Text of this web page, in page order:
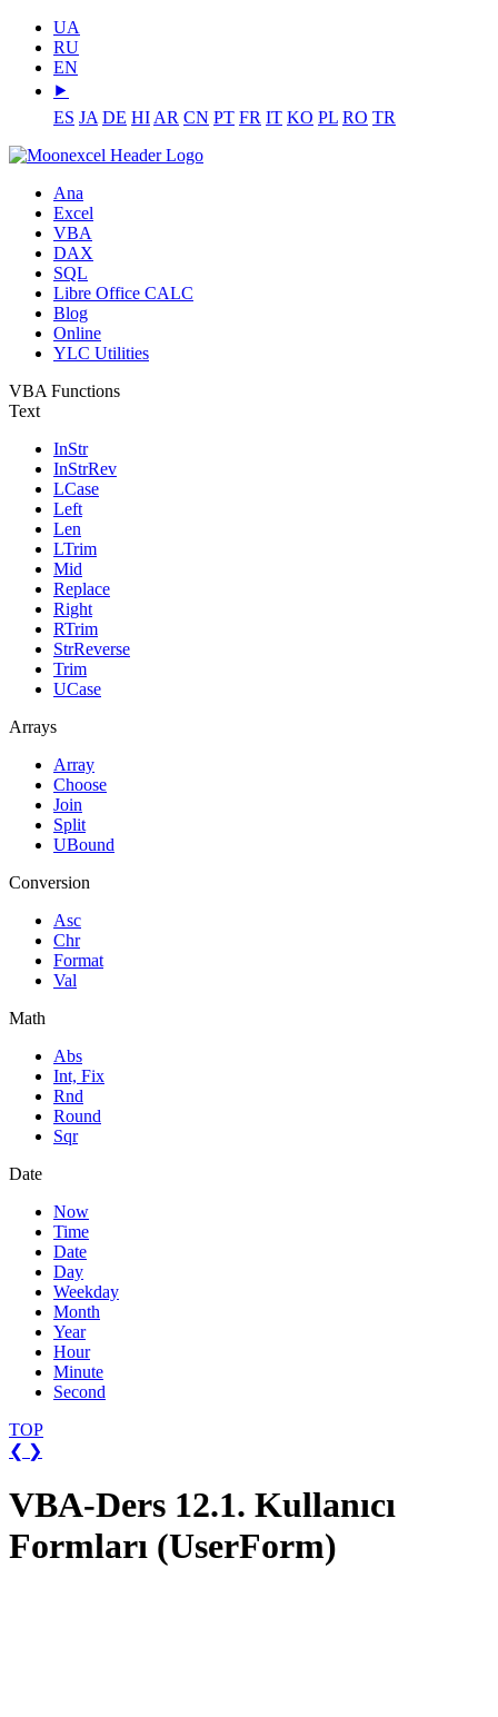
UA
RU
EN
⯈
ES JA DE HI AR CN PT FR IT KO PL RO TR
Ana
Excel
VBA
DAX
SQL
Libre Office CALC
Blog
Online
YLC Utilities
VBA Functions
Text
InStr
InStrRev
LCase
Left
Len
LTrim
Mid
Replace
Right
RTrim
StrReverse
Trim
UCase
Arrays
Array
Choose
Join
Split
UBound
Conversion
Asc
Chr
Format
Val
Math
Abs
Int, Fix
Rnd
Round
Sqr
Date
Now
Time
Date
Day
Weekday
Month
Year
Hour
Minute
Second
TOP
❮ ❯
VBA-Ders 12.1. Kullanıcı
Formları (UserForm)